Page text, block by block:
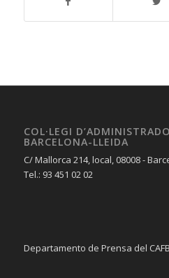
COL·LEGI
BARCELONA-LLEIDA
C/ Mallorca 214, local, 08008 -
Tel.: 93 451 02 02
Departamento de Prensa del